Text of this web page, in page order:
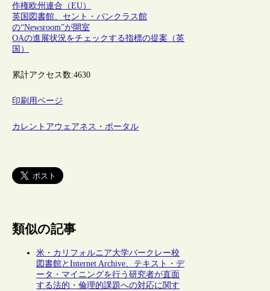
作権欧州連合（EU）
英国図書館、セント・パンクラス館
の“Newsroom”が開室
OAの進展状況をチェックする指標の提案（英
国）
累計アクセス数:4630
印刷用ページ
カレントアウェアネス・ポータル
類似の記事
米・カリフォルニア大学バークレー校
図書館とInternet Archive、テキスト・デ
ータ・マイニングを行う研究者が直面
する法的・倫理的課題への対応に関す